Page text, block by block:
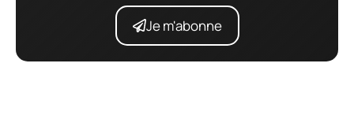
Je m'abonne